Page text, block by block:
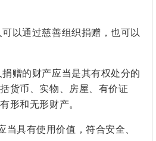
以通过慈善组织捐赠，也可以
赠的财产应当是其有权处分的
货币、实物、房屋、有价证
形和无形财产。
当具有使用价值，符合安全、